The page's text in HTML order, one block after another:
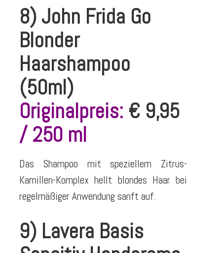
8) John Frida Go
Blonder
Haarshampoo
(50ml)
Originalpreis: € 9,95
/ 250 ml
Das Shampoo mit speziellem Zitrus-
Kamillen-Komplex hellt blondes Haar bei
regelmäßiger Anwendung sanft auf.
9) Lavera Basis